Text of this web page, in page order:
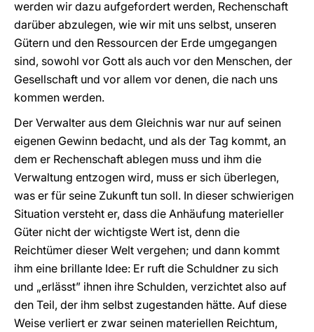
werden wir dazu aufgefordert werden, Rechenschaft
darüber abzulegen, wie wir mit uns selbst, unseren
Gütern und den Ressourcen der Erde umgegangen
sind, sowohl vor Gott als auch vor den Menschen, der
Gesellschaft und vor allem vor denen, die nach uns
kommen werden.
Der Verwalter aus dem Gleichnis war nur auf seinen
eigenen Gewinn bedacht, und als der Tag kommt, an
dem er Rechenschaft ablegen muss und ihm die
Verwaltung entzogen wird, muss er sich überlegen,
was er für seine Zukunft tun soll. In dieser schwierigen
Situation versteht er, dass die Anhäufung materieller
Güter nicht der wichtigste Wert ist, denn die
Reichtümer dieser Welt vergehen; und dann kommt
ihm eine brillante Idee: Er ruft die Schuldner zu sich
und „erlässt” ihnen ihre Schulden, verzichtet also auf
den Teil, der ihm selbst zugestanden hätte. Auf diese
Weise verliert er zwar seinen materiellen Reichtum,